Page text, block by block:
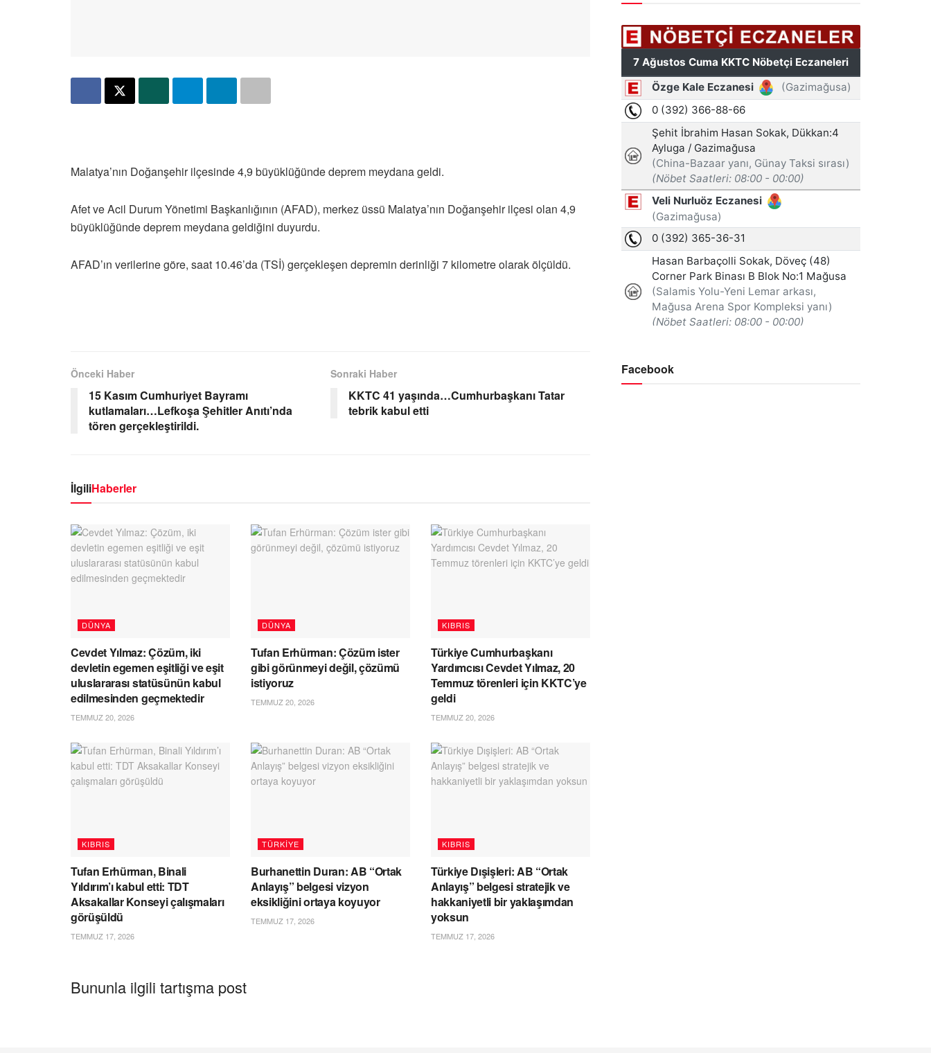
Malatya’nın Doğanşehir ilçesinde 4,9 büyüklüğünde deprem meydana geldi.
Afet ve Acil Durum Yönetimi Başkanlığının (AFAD), merkez üssü Malatya’nın Doğanşehir ilçesi olan 4,9
büyüklüğünde deprem meydana geldiğini duyurdu.
AFAD’ın verilerine göre, saat 10.46’da (TSİ) gerçekleşen depremin derinliği 7 kilometre olarak ölçüldü.
Önceki Haber
15 Kasım Cumhuriyet Bayramı
kutlamaları…Lefkoşa Şehitler Anıtı’nda
tören gerçekleştirildi.
Sonraki Haber
KKTC 41 yaşında…Cumhurbaşkanı Tatar
tebrik kabul etti
İlgiliHaberler
DÜNYA
Cevdet Yılmaz: Çözüm, iki
devletin egemen eşitliği ve eşit
uluslararası statüsünün kabul
edilmesinden geçmektedir
TEMMUZ 20, 2026
DÜNYA
Tufan Erhürman: Çözüm ister
gibi görünmeyi değil, çözümü
istiyoruz
TEMMUZ 20, 2026
KIBRIS
Türkiye Cumhurbaşkanı
Yardımcısı Cevdet Yılmaz, 20
Temmuz törenleri için KKTC’ye
geldi
TEMMUZ 20, 2026
KIBRIS
Tufan Erhürman, Binali
Yıldırım’ı kabul etti: TDT
Aksakallar Konseyi çalışmaları
görüşüldü
TEMMUZ 17, 2026
TÜRKIYE
Burhanettin Duran: AB “Ortak
Anlayış” belgesi vizyon
eksikliğini ortaya koyuyor
TEMMUZ 17, 2026
KIBRIS
Türkiye Dışişleri: AB “Ortak
Anlayış” belgesi stratejik ve
hakkaniyetli bir yaklaşımdan
yoksun
TEMMUZ 17, 2026
Bununla ilgili tartışma post
Facebook